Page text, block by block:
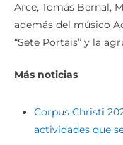
Arce, Tomás Bernal,
además del músico
“Sete Portais” y la
Más noticias
Corpus Christi
actividades que